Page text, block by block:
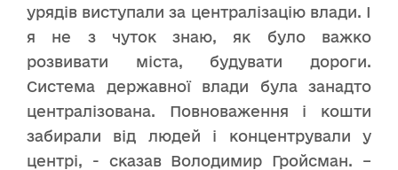
урядів виступали за централізацію влади. І
я не з чуток знаю, як було важко
розвивати міста, будувати дороги.
Система державної влади була занадто
централізована. Повноваження і кошти
забирали від людей і концентрували у
центрі, - сказав Володимир Гройсман. –